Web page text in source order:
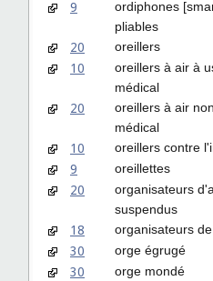
9
ordiphones
pliables
20 oreillers
10
oreillers à air à
médical
20
oreillers à air
médical
10 oreillers contre
9 oreillettes
20
organisateurs
suspendus
18 organisateurs
30 orge égrugé
30 orge mondé